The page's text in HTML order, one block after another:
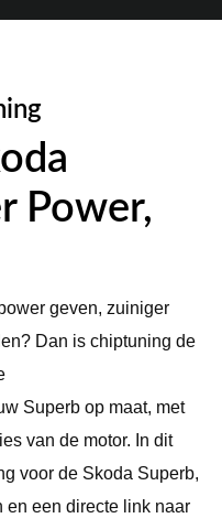
Power,
geven, zuiniger
Dan is chiptuning de
Superb op maat, met
van de motor. In dit
voor de Skoda Superb,
en een directe link naar